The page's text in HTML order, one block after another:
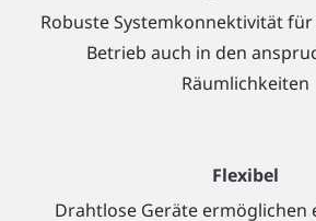
Robuste Systemkonnektivität
Betrieb auch in den
Räumlichkeiten
Flexibel
Drahtlose Geräte ermöglichen